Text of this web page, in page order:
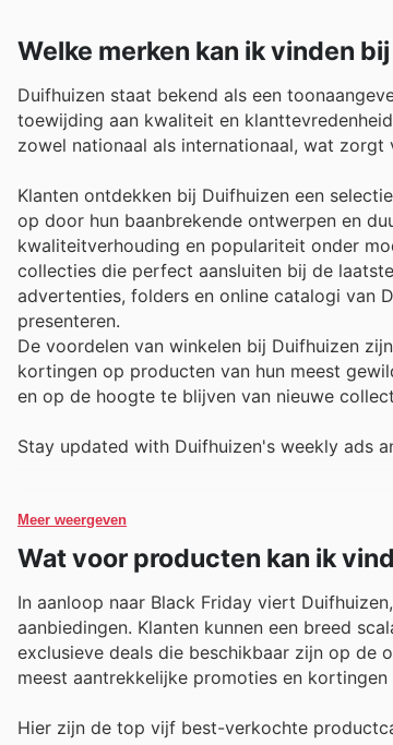
Welke merken kan ik vinden
Duifhuizen staat bekend als een
toewijding aan kwaliteit en
zowel nationaal als internationaal, wat
Klanten ontdekken bij Duifhuizen een
op door hun baanbrekende ontwerpen en
kwaliteitverhouding en populariteit onder
collecties die perfect aansluiten bij de
advertenties, folders en online catalogi van
presenteren.
De voordelen van winkelen bij Duifhuizen
kortingen op producten van hun meest
en op de hoogte te blijven van nieuwe
Stay updated with Duifhuizen's weekly ads
Meer weergeven
Wat voor producten kan ik
In aanloop naar Black Friday viert
aanbiedingen. Klanten kunnen een breed
exclusieve deals die beschikbaar zijn op de
meest aantrekkelijke promoties en
Hier zijn de top vijf best-verkochte